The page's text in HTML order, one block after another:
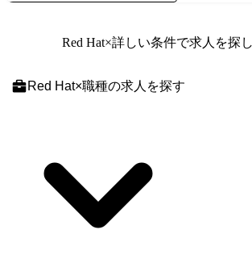
流） ※ご志向・ご希望に応じて、プロジェクトを
Red Hat×詳しい条件で求人を探
Red Hat×職種の求人を探す